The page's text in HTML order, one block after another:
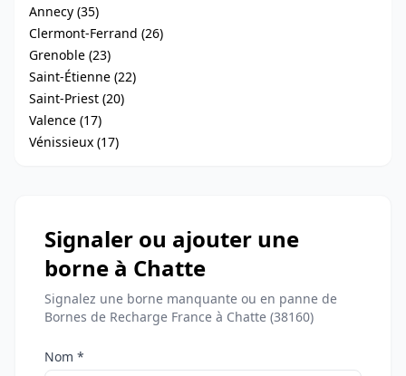
Annecy (35)
Clermont-Ferrand (26)
Grenoble (23)
Saint-Étienne (22)
Saint-Priest (20)
Valence (17)
Vénissieux (17)
Signaler ou ajouter une
borne à Chatte
Signalez une borne manquante ou en panne de
Bornes de Recharge France à Chatte (38160)
Nom *